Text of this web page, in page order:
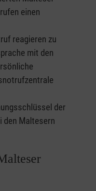
einen
reagieren zu
mit den
der
den Maltesern